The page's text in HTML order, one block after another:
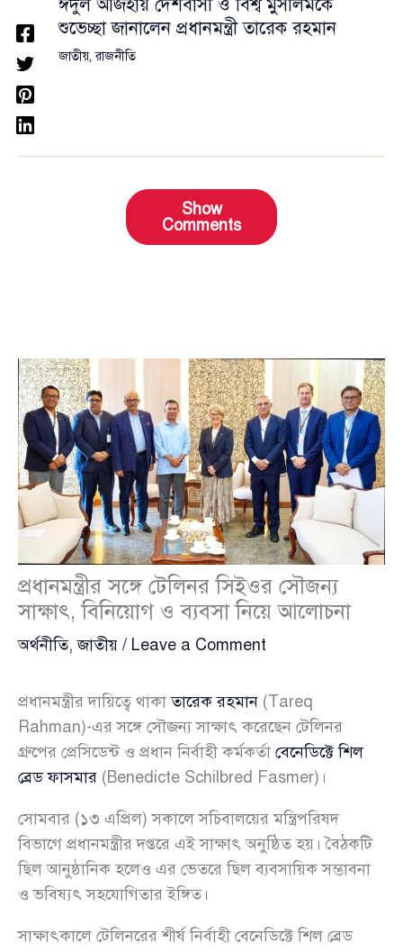
ঈদুল আজহায় দেশবাসী ও বিশ্ব মুসলিমকে
শুভেচ্ছা জানালেন প্রধানমন্ত্রী তারেক রহমান
জাতীয়,রাজনীতি
Show
Comments
প্রধানমন্ত্রীর সঙ্গে টেলিনর সিইওর সৌজন্য
সাক্ষাৎ, বিনিয়োগ ও ব্যবসা নিয়ে আলোচনা
অর্থনীতি,জাতীয় / Leave a Comment
প্রধানমন্ত্রীর দায়িত্বে থাকাতারেক রহমান (Tareq
Rahman)-এর সঙ্গে সৌজন্য সাক্ষাৎ করেছেন টেলিনর
গ্রুপের প্রেসিডেন্ট ও প্রধান নির্বাহী কর্মকর্তা বেনেডিক্টে শিল
ব্রেড ফাসমার (Benedicte Schilbred Fasmer)।
সোমবার (১৩ এপ্রিল) সকালে সচিবালয়ের মন্ত্রিপরিষদ
বিভাগে প্রধানমন্ত্রীর দপ্তরে এই সাক্ষাৎ অনুষ্ঠিত হয়। বৈঠকটি
ছিল আনুষ্ঠানিক হলেও এর ভেতরে ছিল ব্যবসায়িক সম্ভাবনা
ও ভবিষ্যৎ সহযোগিতার ইঙ্গিত।
সাক্ষাৎকালে টেলিনরের শীর্ষ নির্বাহী বেনেডিক্টে শিল ব্রেড